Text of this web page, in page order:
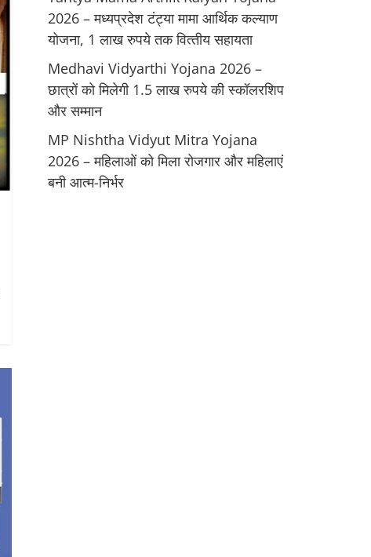
2026 – मध्‍यप्रदेश टंट्या मामा आर्थिक कल्‍याण
योजना, 1 लाख रुपये तक वित्‍तीय सहायता
Medhavi Vidyarthi Yojana 2026 –
छात्रों को मिलेगी 1.5 लाख रुपये की स्कॉलरशिप
और सम्मान
MP Nishtha Vidyut Mitra Yojana
2026 – महिलाओं को मिला रोजगार और महिलाएं
बनी आत्म-निर्भर